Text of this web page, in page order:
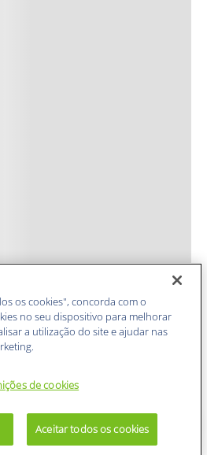
os cookies", concorda com o
no seu dispositivo para melhorar
a utilização do site e ajudar nas
de cookies
Aceitar todos os cookies